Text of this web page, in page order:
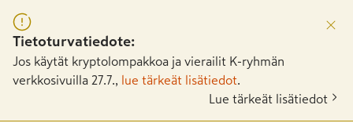
Tietoturvatiedote:
Jos käytät kryptolompakkoa ja vierailit K-ryhmän
verkkosivuilla 27.7.,
lue tärkeät lisätiedot
Lue tärkeät lisätiedot